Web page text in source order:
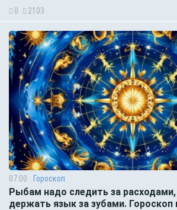
0 2103
07:00 Гороскоп
Рыбам надо следить за
держать язык за зубами. Гороскоп